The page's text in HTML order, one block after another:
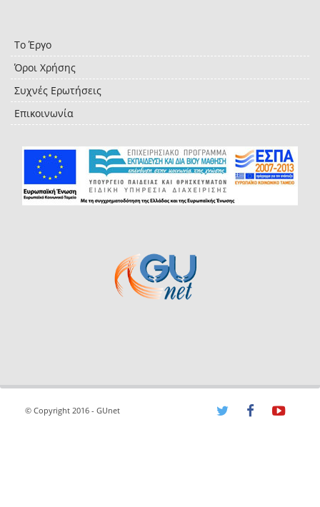
Το Έργο
Όροι Χρήσης
Συχνές Ερωτήσεις
Επικοινωνία
© Copyright 2016 - GUnet